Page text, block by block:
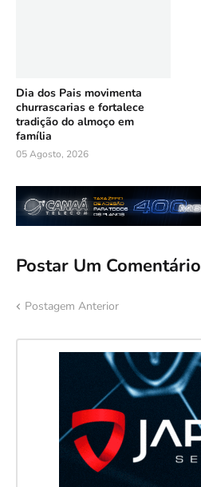
Dia dos Pais movimenta
churrascarias e fortalece
tradição do almoço em
família
05 Agosto, 2026
Postar Um Comentário
Postagem Anterior